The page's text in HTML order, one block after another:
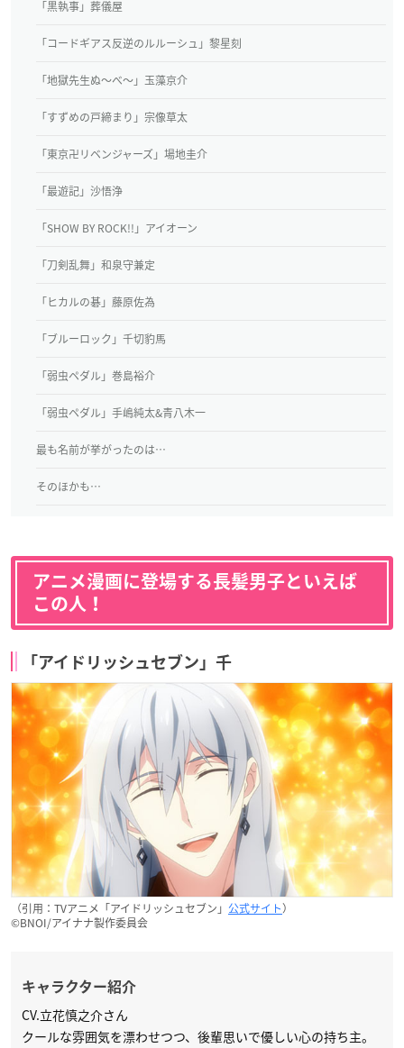
「黒執事」葬儀屋
「コードギアス反逆のルルーシュ」黎星刻
「地獄先生ぬ～べ～」玉藻京介
「すずめの戸締まり」宗像草太
「東京卍リベンジャーズ」場地圭介
「最遊記」沙悟浄
「SHOW BY ROCK!!」アイオーン
「刀剣乱舞」和泉守兼定
「ヒカルの碁」藤原佐為
「ブルーロック」千切豹馬
「弱虫ペダル」巻島裕介
「弱虫ペダル」手嶋純太&青八木一
最も名前が挙がったのは…
そのほかも…
アニメ漫画に登場する長髪男子といえば
この人！
「アイドリッシュセブン」千
（引用：TVアニメ「アイドリッシュセブン」 公式サイト）
©BNOI/アイナナ製作委員会
キャラクター紹介
CV.立花慎之介さん
クールな雰囲気を漂わせつつ、後輩思いで優しい心の持ち主。